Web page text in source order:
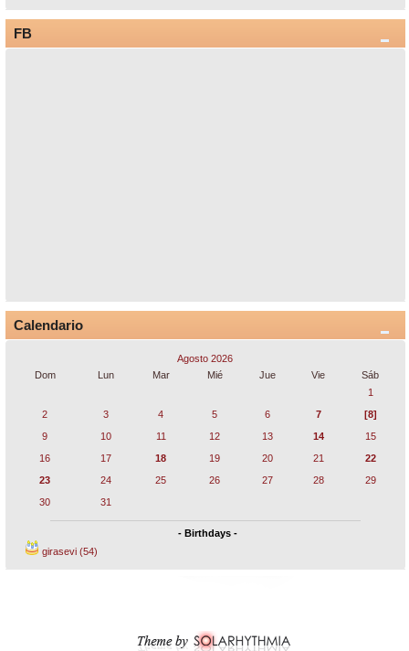
FB
Calendario
Agosto 2026
Dom
Lun Mar Mié Jue Vie
Sáb
1
2
3 4 5 6 7
[8]
9
10 11 12 13 14
15
16
17 18 19 20 21
22
23
24 25 26 27 28
29
30
31
- Birthdays -
girasevi (54)